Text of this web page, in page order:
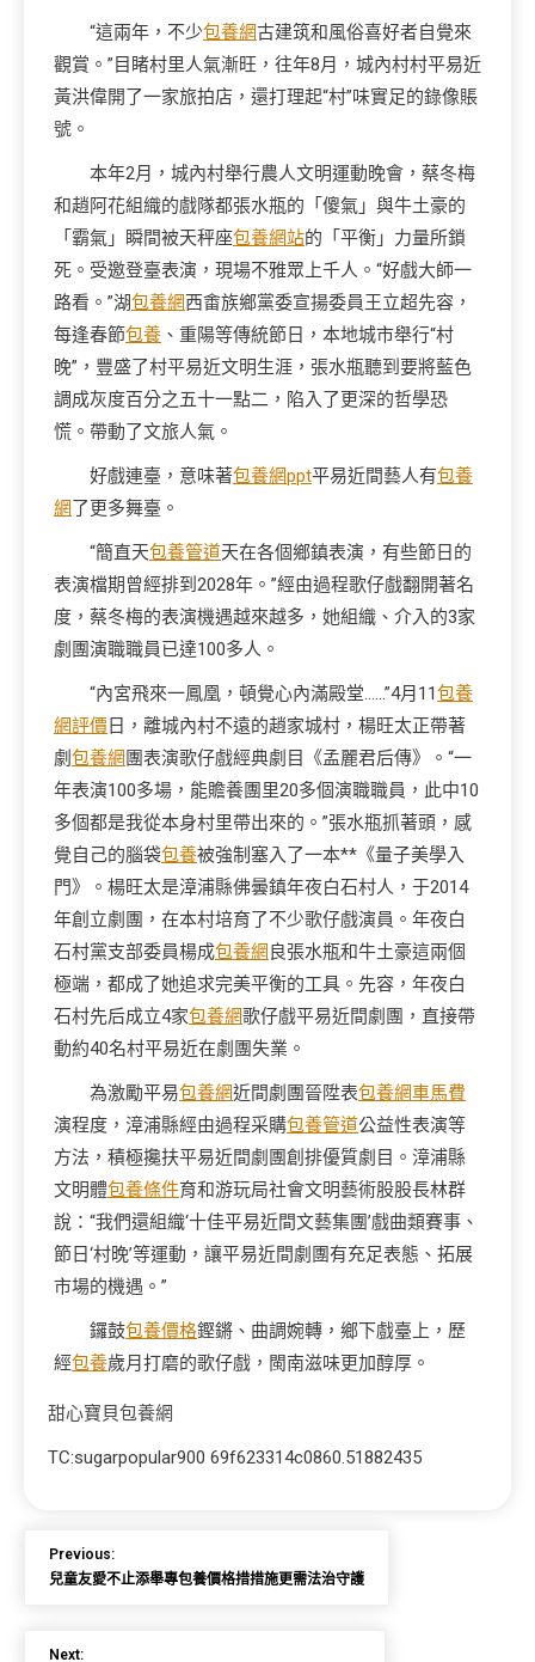
“這兩年，不少包養網古建筑和風俗喜好者自覺來
觀賞。”目睹村里人氣漸旺，往年8月，城內村村平易近
黃洪偉開了一家旅拍店，還打理起“村”味實足的錄像賬
號。
本年2月，城內村舉行農人文明運動晚會，蔡冬梅
和趙阿花組織的戲隊都張水瓶的「傻氣」與牛土豪的
「霸氣」瞬間被天秤座包養網站的「平衡」力量所鎖
死。受邀登臺表演，現場不雅眾上千人。“好戲大師一
路看。”湖包養網西畬族鄉黨委宣揚委員王立超先容，
每逢春節包養 、重陽等傳統節日，本地城市舉行“村
晚”，豐盛了村平易近文明生涯，張水瓶聽到要將藍色
調成灰度百分之五十一點二，陷入了更深的哲學恐
慌。帶動了文旅人氣。
好戲連臺，意味著包養網ppt平易近間藝人有包養
網了更多舞臺。
“簡直天包養管道天在各個鄉鎮表演，有些節日的
表演檔期曾經排到2028年。”經由過程歌仔戲翻開著名
度，蔡冬梅的表演機遇越來越多，她組織、介入的3家
劇團演職職員已達100多人。
“內宮飛來一鳳凰，頓覺心內滿殿堂……”4月11包養
網評價日，離城內村不遠的趙家城村，楊旺太正帶著
劇包養網 團表演歌仔戲經典劇目《孟麗君后傳》。“一
年表演100多場，能贍養團里20多個演職職員，此中10
多個都是我從本身村里帶出來的。”張水瓶抓著頭，感
覺自己的腦袋包養被強制塞入了一本**《量子美學入
門》。楊旺太是漳浦縣佛曇鎮年夜白石村人，于2014
年創立劇團，在本村培育了不少歌仔戲演員。年夜白
石村黨支部委員楊成包養網 良張水瓶和牛土豪這兩個
極端，都成了她追求完美平衡的工具。先容，年夜白
石村先后成立4家包養網歌仔戲平易近間劇團，直接帶
動約40名村平易近在劇團失業。
為激勵平易包養網近間劇團晉陞表包養網車馬費
演程度，漳浦縣經由過程采購包養管道公益性表演等
方法，積極攙扶平易近間劇團創排優質劇目。漳浦縣
文明體包養條件育和游玩局社會文明藝術股股長林群
說：“我們還組織‘十佳平易近間文藝集團’戲曲類賽事、
節日‘村晚’等運動，讓平易近間劇團有充足表態、拓展
市場的機遇。”
鑼鼓包養價格鏗鏘、曲調婉轉，鄉下戲臺上，歷
經包養歲月打磨的歌仔戲，閩南滋味更加醇厚。
甜心寶貝包養網
TC:sugarpopular900 69f623314c0860.51882435
Previous:
兒童友愛不止添舉專包養價格措措施更需法治守護
Next: